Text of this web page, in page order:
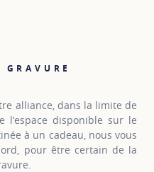
alliance, dans la limite de
l’espace disponible sur le
à un cadeau, nous vous
pour être certain de la